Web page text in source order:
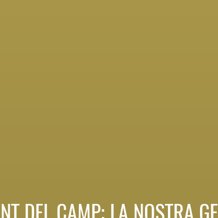
DEL CAMP; LA NOSTRA